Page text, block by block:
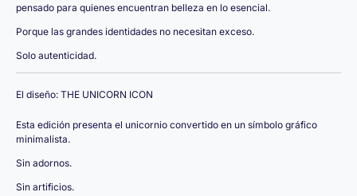
pensado para quienes encuentran belleza en lo esencial.
Porque las grandes identidades no necesitan exceso.
Solo autenticidad.
El diseño: THE UNICORN ICON
Esta edición presenta el unicornio convertido en un símbolo gráfico
minimalista.
Sin adornos.
Sin artificios.